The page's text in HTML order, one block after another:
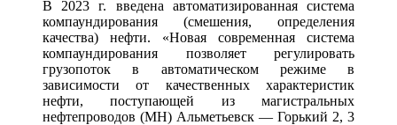
В 2023 г. введена автоматизированная система
компаундирования (смешения, определения
качества) нефти. «Новая современная система
компаундирования позволяет регулировать
грузопоток в автоматическом режиме в
зависимости от качественных характеристик
нефти, поступающей из магистральных
нефтепроводов (МН) Альметьевск — Горький 2, 3